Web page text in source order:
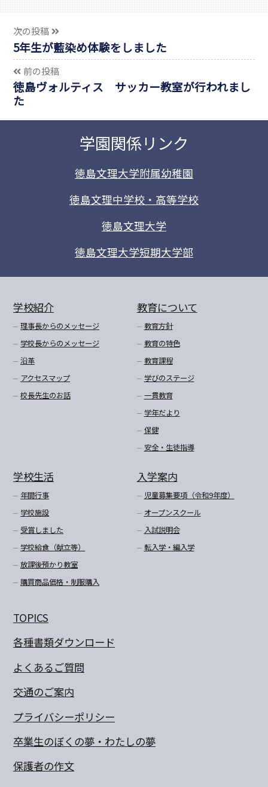
次の投稿
5年生が藍染め体験をしました
前の投稿
徳島ヴォルティス サッカー教室が行われまし
た
学園関係リンク
徳島文理大学附属幼稚園
徳島文理中学校・高等学校
徳島文理大学
徳島文理大学短期大学部
学校紹介
理事長からのメッセージ
学校長からのメッセージ
沿革
アクセスマップ
校長先生のお話
教育について
教育方針
教育の特色
教育課程
学びのステージ
一貫教育
学年だより
保健
安全・生徒指導
学校生活
年間行事
学校施設
受賞しました
学校給食（献立等）
放課後預かり教室
購買商品価格・制服購入
入学案内
児童募集要項（令和9年度）
オープンスクール
入試説明会
転入学・編入学
TOPICS
各種書類ダウンロード
よくあるご質問
交通のご案内
プライバシーポリシー
卒業生のぼくの夢・わたしの夢
保護者の作文